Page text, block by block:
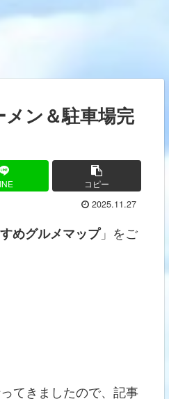
ン＆駐車場完
コピー
2025.11.27
めグルメマップ」をご
てきましたので、記事